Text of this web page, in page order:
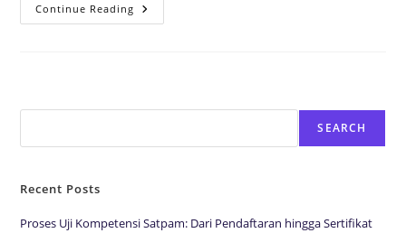
Continue Reading
SEARCH
Recent Posts
Proses Uji Kompetensi Satpam: Dari Pendaftaran hingga Sertifikat